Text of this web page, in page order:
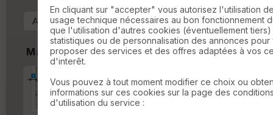
Marges
Marge autour de la trace
En cliquant sur "accepter" vous autorisez l'utilisation
usage technique nécessaires au bon fonctionnement
que l'utilisation d'autres cookies (éventuellement
statistiques ou de personnalisation des annonces pour
proposer des services et des offres adaptées à vos
d'interêt.
Vous pouvez à tout moment modifier ce choix ou
informations sur ces cookies sur la page des
d'utilisation du service :